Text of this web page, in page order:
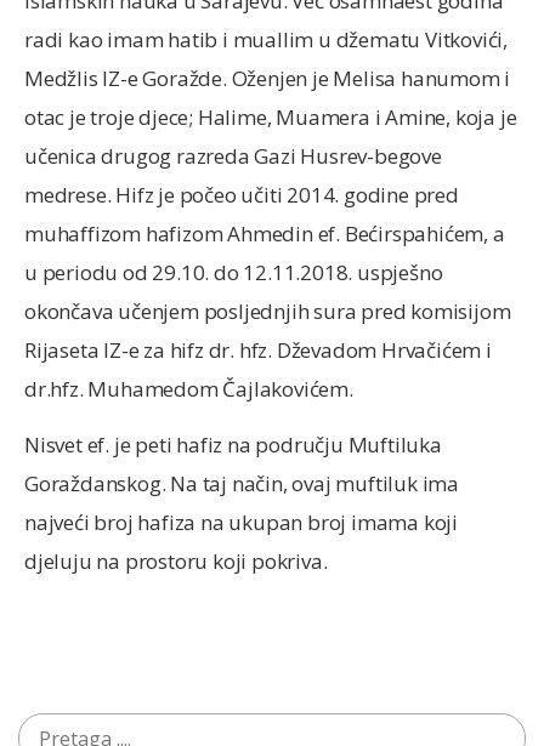
radi kao imam hatib i muallim u džematu Vitkovići,
Medžlis IZ-e Goražde. Oženjen je Melisa hanumom i
otac je troje djece; Halime, Muamera i Amine, koja je
učenica drugog razreda Gazi Husrev-begove
medrese. Hifz je počeo učiti 2014. godine pred
muhaffizom hafizom Ahmedin ef. Bećirspahićem, a
u periodu od 29.10. do 12.11.2018. uspješno
okončava učenjem posljednjih sura pred komisijom
Rijaseta IZ-e za hifz dr. hfz. Dževadom Hrvačićem i
dr.hfz. Muhamedom Čajlakovićem.
Nisvet ef. je peti hafiz na području Muftiluka
Goraždanskog. Na taj način, ovaj muftiluk ima
najveći broj hafiza na ukupan broj imama koji
djeluju na prostoru koji pokriva.